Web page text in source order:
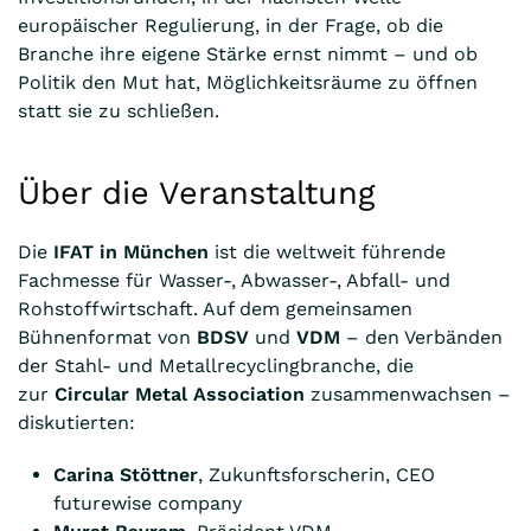
europäischer Regulierung, in der Frage, ob die
Branche ihre eigene Stärke ernst nimmt – und ob
Politik den Mut hat, Möglichkeitsräume zu öffnen
statt sie zu schließen.
Über die Veranstaltung
Die IFAT in München ist die weltweit führende
Fachmesse für Wasser-, Abwasser-, Abfall- und
Rohstoffwirtschaft. Auf dem gemeinsamen
Bühnenformat von BDSV und VDM – den Verbänden
der Stahl- und Metallrecyclingbranche, die
zur Circular Metal Association zusammenwachsen –
diskutierten:
Carina Stöttner, Zukunftsforscherin, CEO
futurewise company